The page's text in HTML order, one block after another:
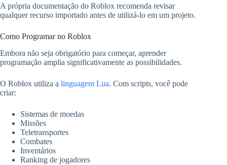
A própria documentação do Roblox recomenda revisar
qualquer recurso importado antes de utilizá-lo em um projeto.
Como Programar no Roblox
Embora não seja obrigatório para começar, aprender
programação amplia significativamente as possibilidades.
O Roblox utiliza a linguagem Lua. Com scripts, você pode
criar:
Sistemas de moedas
Missões
Teletransportes
Combates
Inventários
Ranking de jogadores